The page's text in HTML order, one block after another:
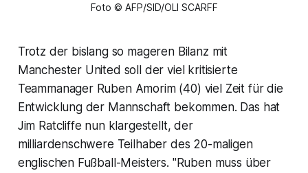
Foto © AFP/SID/OLI SCARFF
Trotz der bislang so mageren Bilanz mit
Manchester United soll der viel kritisierte
Teammanager Ruben Amorim (40) viel Zeit für die
Entwicklung der Mannschaft bekommen. Das hat
Jim Ratcliffe nun klargestellt, der
milliardenschwere Teilhaber des 20-maligen
englischen Fußball-Meisters. "Ruben muss über